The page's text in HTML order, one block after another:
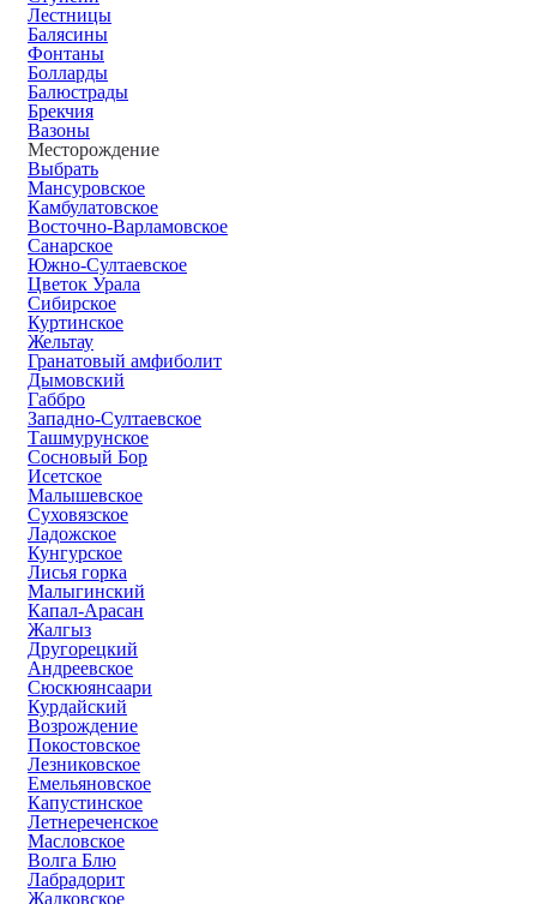
Лестницы
Балясины
Фонтаны
Болларды
Балюстрады
Брекчия
Вазоны
Месторождение
Выбрать
Мансуровское
Камбулатовское
Восточно-Варламовское
Санарское
Южно-Султаевское
Цветок Урала
Сибирское
Куртинское
Жельтау
Гранатовый амфиболит
Дымовский
Габбро
Западно-Султаевское
Ташмурунское
Сосновый Бор
Исетское
Малышевское
Суховязское
Ладожское
Кунгурское
Лисья горка
Малыгинский
Капал-Арасан
Жалгыз
Другорецкий
Андреевское
Сюскюянсаари
Курдайский
Возрождение
Покостовское
Лезниковское
Емельяновское
Капустинское
Летнереченское
Масловское
Волга Блю
Лабрадорит
Жадковское